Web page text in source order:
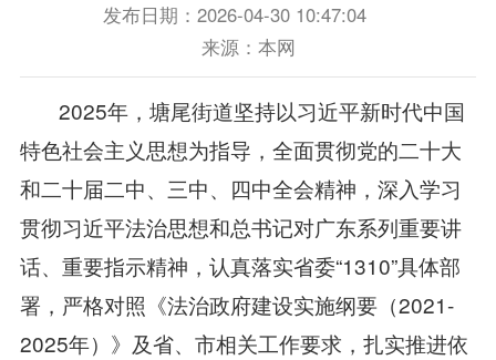
发布日期：2026-04-30 10:47:04
来源：本网
2025年，塘尾街道坚持以习近平新时代中国
特色社会主义思想为指导，全面贯彻党的二十大
和二十届二中、三中、四中全会精神，深入学习
贯彻习近平法治思想和总书记对广东系列重要讲
话、重要指示精神，认真落实省委“1310”具体部
署，严格对照《法治政府建设实施纲要（2021-
2025年）》及省、市相关工作要求，扎实推进依